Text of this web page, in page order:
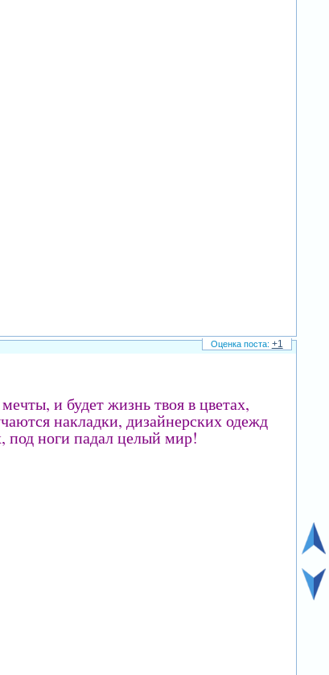
и будет жизнь твоя в цветах,
накладки, дизайнерских одежд
под ноги падал целый мир!
+1